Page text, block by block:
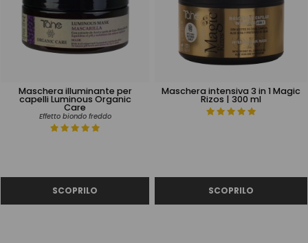
Maschera illuminante per
capelli Luminous Organic
Care
Effetto biondo freddo
Maschera intensiva 3 in 1 Magic
Rizos | 300 ml